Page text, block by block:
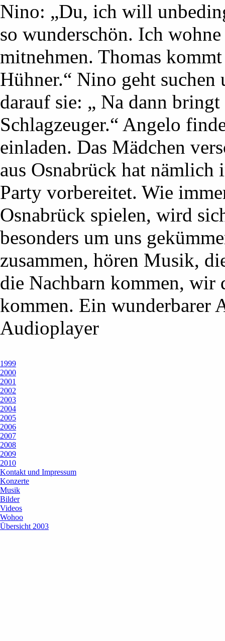
Nino: „Du, ich will
so wunderschön. Ich
mitnehmen. Thomas
Hühner.“ Nino geht
darauf sie: „ Na dann
Schlagzeuger.“ Angelo
einladen. Das Mädchen
aus Osnabrück hat
Party vorbereitet. Wie
Osnabrück spielen, wird
besonders um uns
zusammen, hören Musik,
die Nachbarn kommen, wir
kommen. Ein wunderbarer
Audioplayer
1999
2000
2001
2002
2003
2004
2005
2006
2007
2008
2009
2010
Kontakt und Impressum
Konzerte
Musik
Bilder
Videos
Wohoo
Übersicht 2003